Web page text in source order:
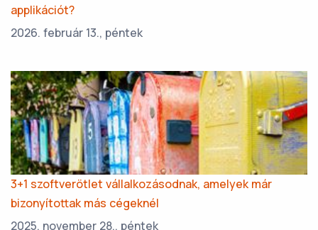
applikációt?
2026. február 13., péntek
3+1 szoftverötlet vállalkozásodnak, amelyek már
bizonyítottak más cégeknél
2025. november 28., péntek